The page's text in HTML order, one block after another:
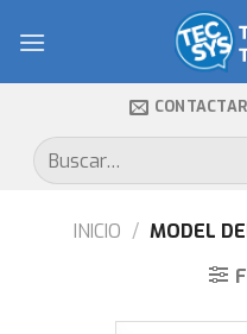
CONTACTAR
Buscar
por:
INICIO / MODEL